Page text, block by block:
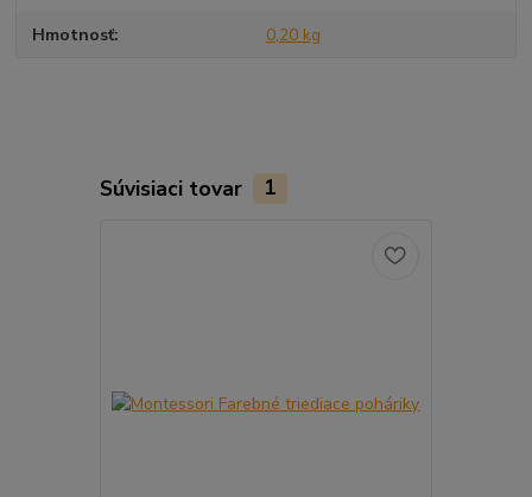
Hmotnosť 0,20 kg
Súvisiaci tovar 1